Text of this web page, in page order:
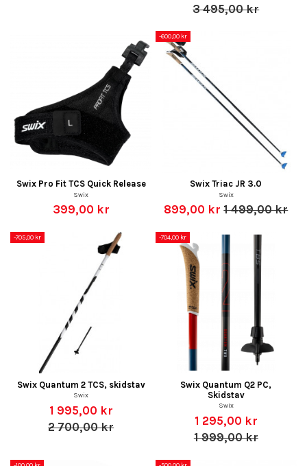
3 495,00 kr
Swix Pro Fit TCS Quick Release
Swix
399,00 kr
-600,00 kr
Swix Triac JR 3.0
Swix
899,00 kr1 499,00 kr
-705,00 kr
Swix Quantum 2 TCS, skidstav
Swix
1 995,00 kr
2 700,00 kr
-704,00 kr
Swix Quantum Q2 PC,
Skidstav
Swix
1 295,00 kr
1 999,00 kr